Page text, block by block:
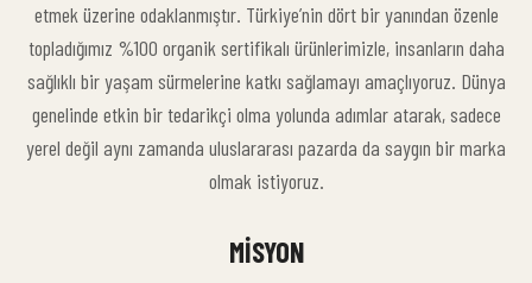
etmek üzerine odaklanmıştır. Türkiye’nin dört bir yanından özenle
topladığımız %100 organik sertifikalı ürünlerimizle, insanların daha
sağlıklı bir yaşam sürmelerine katkı sağlamayı amaçlıyoruz. Dünya
genelinde etkin bir tedarikçi olma yolunda adımlar atarak, sadece
yerel değil aynı zamanda uluslararası pazarda da saygın bir marka
olmak istiyoruz.
MISYON